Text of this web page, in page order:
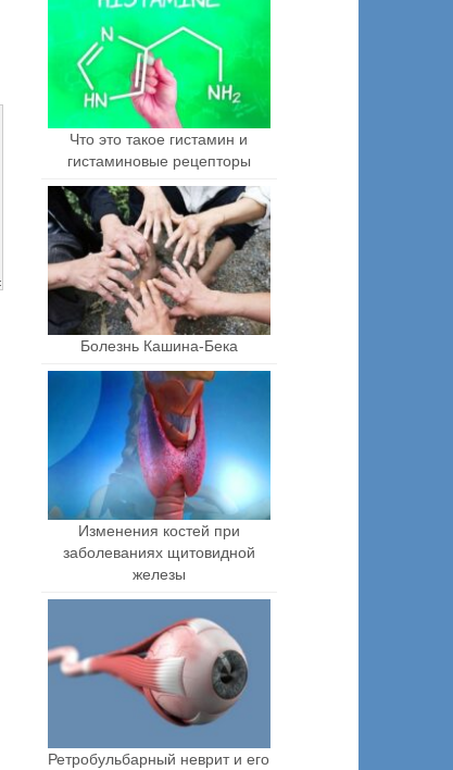
Что это такое гистамин и
гистаминовые рецепторы
Болезнь Кашина-Бека
Изменения костей при
заболеваниях щитовидной
железы
Ретробульбарный неврит и его